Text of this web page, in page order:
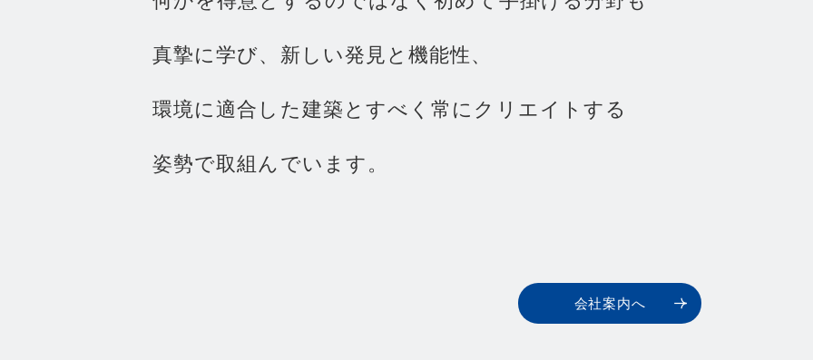
お問い
真摯に学び、 新 し い発 見 と機能性、
環境に適合 し た 建築 と すべ く常 に ク リ エ イ ト す る
姿勢で取組 ん でい ま す 。
会社案内へ